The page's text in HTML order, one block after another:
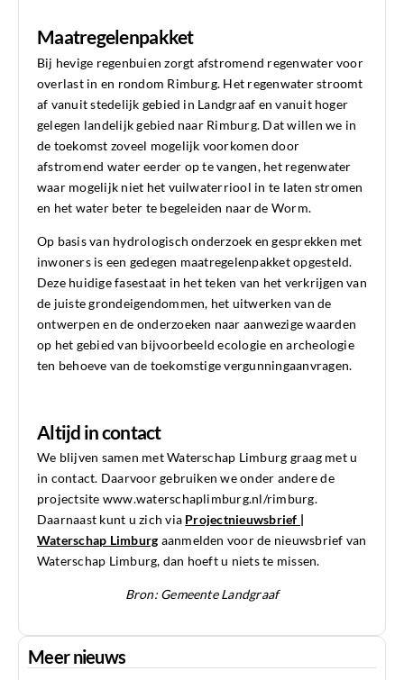
Maatregelenpakket
Bij hevige regenbuien zorgt afstromend regenwater voor
overlast in en rondom Rimburg. Het regenwater stroomt
af vanuit stedelijk gebied in Landgraaf en vanuit hoger
gelegen landelijk gebied naar Rimburg. Dat willen we in
de toekomst zoveel mogelijk voorkomen door
afstromend water eerder op te vangen, het regenwater
waar mogelijk niet het vuilwaterriool in te laten stromen
en het water beter te begeleiden naar de Worm.
Op basis van hydrologisch onderzoek en gesprekken met
inwoners is een gedegen maatregelenpakket opgesteld.
Deze huidige fasestaat in het teken van het verkrijgen van
de juiste grondeigendommen, het uitwerken van de
ontwerpen en de onderzoeken naar aanwezige waarden
op het gebied van bijvoorbeeld ecologie en archeologie
ten behoeve van de toekomstige vergunningaanvragen.
Altijd in contact
We blijven samen met Waterschap Limburg graag met u
in contact. Daarvoor gebruiken we onder andere de
projectsite www.waterschaplimburg.nl/rimburg.
Daarnaast kunt u zich via Projectnieuwsbrief |
Waterschap Limburg aanmelden voor de nieuwsbrief van
Waterschap Limburg, dan hoeft u niets te missen.
Bron: Gemeente Landgraaf
Meer nieuws